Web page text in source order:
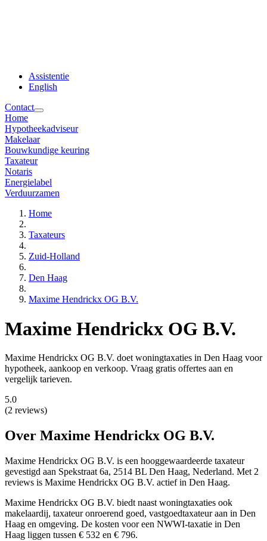
Assistentie
English
Contact
Home
Hypotheekadviseur
Makelaar
Bouwkundige keuring
Taxateur
Notaris
Energielabel
Verduurzamen
Home
Taxateurs
Zuid-Holland
Den Haag
Maxime Hendrickx OG B.V.
Maxime Hendrickx OG B.V.
Maxime Hendrickx OG B.V. doet woningtaxaties in Den Haag voor
hypotheek, aankoop en verkoop. Vraag gratis offertes aan en
vergelijk tarieven.
5.0
(2 reviews)
Over Maxime Hendrickx OG B.V.
Maxime Hendrickx OG B.V. is een hooggewaardeerde taxateur
gevestigd aan Spekstraat 6a, 2514 BL Den Haag, Nederland. Met 2
reviews is Maxime Hendrickx OG B.V. actief in Den Haag.
Maxime Hendrickx OG B.V. biedt naast woningtaxaties ook
makelaardij, taxateur onroerend goed, vastgoedtaxateur aan in Den
Haag en omgeving. De kosten voor een NWWI-taxatie in Den
Haag liggen tussen € 532 en € 796.